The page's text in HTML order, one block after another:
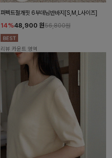
퍼펙트절개핏 6부데님반바지[S,M,L사이즈]
14%48,900 원56,800원
리뷰 카운트 영역